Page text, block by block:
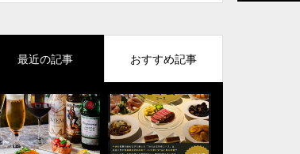
最近の記事 おすすめ記事